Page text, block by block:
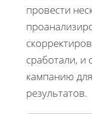
провести
сработали, и
кампанию
результатов.